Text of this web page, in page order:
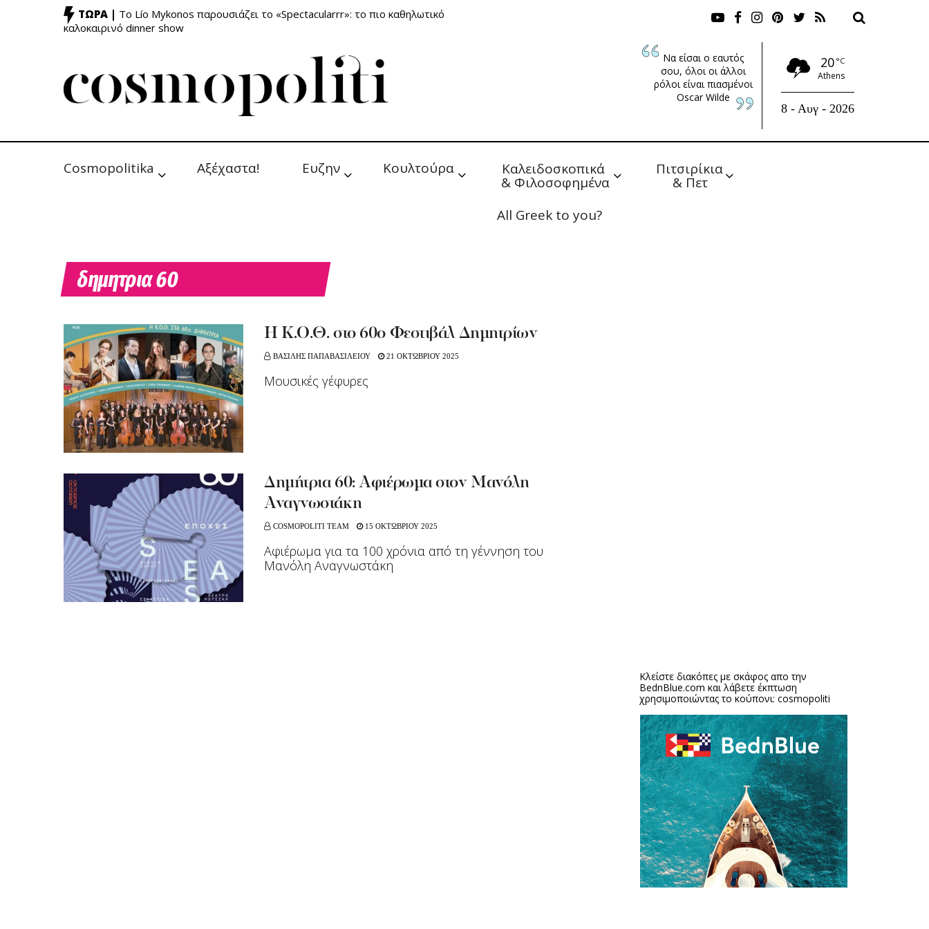
ΤΩΡΑ | Το Lío Mykonos παρουσιάζει το «Spectacularrr»: το πιο καθηλωτικό
καλοκαιρινό dinner show
Να είσαι ο εαυτός
σου, όλοι οι άλλοι
ρόλοι είναι πιασμένοι
Oscar Wilde
20 °C
Athens
8 - Αυγ - 2026
Cosmopolitika Αξέχαστα! Ευζην Κουλτούρα Καλειδοσκοπικά
& Φιλοσοφημένα
Πιτσιρίκια
& Πετ
All Greek to you?
δημητρια 60
Η Κ.Ο.Θ. στο 60ο Φεστιβάλ Δημητρίων
ΒΑΣΙΛΗΣ ΠΑΠΑΒΑΣΙΛΕΙΟΥ 21 ΟΚΤΩΒΡΙΟΥ 2025
Μουσικές γέφυρες
Δημήτρια 60: Aφιέρωμα στον Μανόλη
Αναγνωστάκη
COSMOPOLITI TEAM 15 ΟΚΤΩΒΡΙΟΥ 2025
Αφιέρωμα για τα 100 χρόνια από τη γέννηση του
Μανόλη Αναγνωστάκη
Κλείστε διακόπες με σκάφος απο την
BednBlue.com και λάβετε έκπτωση
χρησιμοποιώντας το κούπονι: cosmopoliti